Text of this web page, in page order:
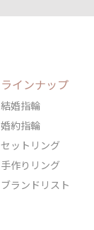
ラインナップ
結婚指輪
婚約指輪
セットリング
手作りリング
ブランドリスト